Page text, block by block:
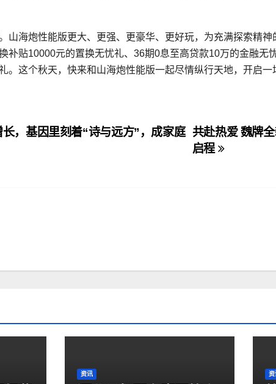
山海炮性能版更大、更强、更豪华、更好玩，为充满探索精
补贴10000元的置换无忧礼、36期0息至高贷款10万的金融无
。这个秋天，快来和山海炮性能版一起尽情纵行天地，开启一
共赴热爱 魏牌
启程
，基因里刻着“诗与远方”，成家庭
资讯 资